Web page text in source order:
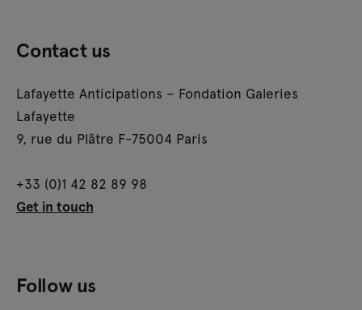
Contact us
Lafayette Anticipations – Fondation Galeries
Lafayette
9, rue du Plâtre F-75004 Paris
+33 (0)1 42 82 89 98
Get in touch
Follow us